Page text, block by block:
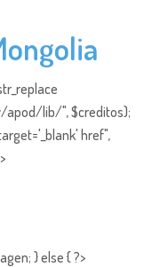
apod/lib/", $creditos);
href",
} else { ?>